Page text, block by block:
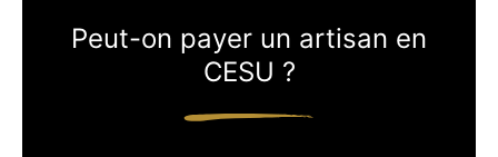
Peut-on payer un artisan en
CESU ?